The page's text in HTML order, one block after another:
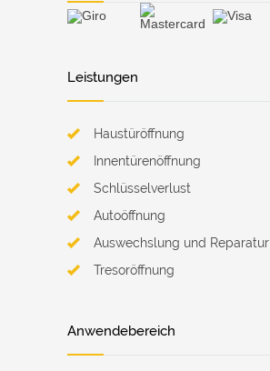
Leistungen
Haustüröffnung
Innentürenöffnung
Schlüsselverlust
Autoöffnung
Auswechslung und Reparatur
Tresoröffnung
Anwendebereich